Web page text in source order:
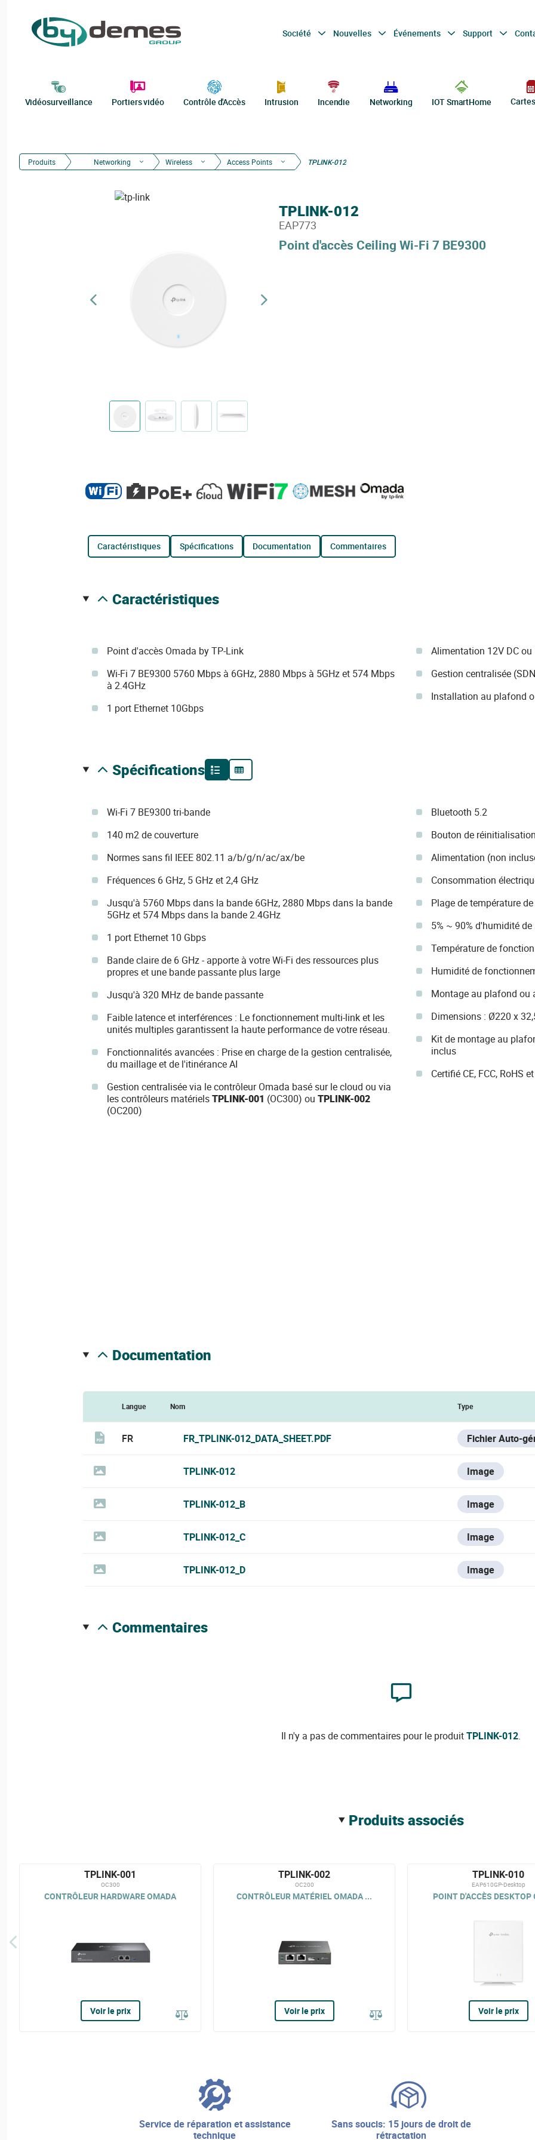
Société Nouvelles Événements Support
Vidéosurveillance Portiers vidéo Contrôle d'Accès Intrusion Incendie Networking IOT SmartHome
Produits Networking Wireless Access Points TPLINK-012
Point d'accès Ceiling Wi-Fi 7 BE9300
TPLINK-012
EAP773
caractéristiques spécifications documentation commentaires
caractéristiques
Point d'accès Omada by TP-Link
Wi-Fi 7 BE9300 5760 Mbps à 6GHz, 2880 Mbps à 5GHz et 574 Mbps
à 2.4GHz
1 port Ethernet 10Gbps
Alimentation 12V DC ou
Gestion centralisée
Installation au plafond
spécifications
Wi-Fi 7 BE9300 tri-bande
140 m2 de couverture
Normes sans fil IEEE 802.11 a/b/g/n/ac/ax/be
Fréquences 6 GHz, 5 GHz et 2,4 GHz
Jusqu'à 5760 Mbps dans la bande 6GHz, 2880 Mbps dans la bande
5GHz et 574 Mbps dans la bande 2.4GHz
1 port Ethernet 10 Gbps
Bande claire de 6 GHz - apporte à votre Wi-Fi des ressources plus
propres et une bande passante plus large
Jusqu'à 320 MHz de bande passante
Faible latence et interférences : Le fonctionnement multi-link et les
unités multiples garantissent la haute performance de votre réseau.
Fonctionnalités avancées : Prise en charge de la gestion centralisée,
du maillage et de l'itinérance AI
Gestion centralisée via le contrôleur Omada basé sur le cloud ou via
les contrôleurs matérielsTPLINK-001 (OC300) ou TPLINK-002
(OC200)
Bluetooth 5.2
Bouton de
Alimentation (non
Consommation
Plage de température
5% ~ 90% d'humidité
Température de
Humidité de
Montage au plafond ou
Dimensions : Ø220 x
Kit de montage au
inclus
Certifié CE, FCC, RoHS
documentation
Langue Nom Type
FR FR_TPLINK-012_DATA_SHEET.PDF Fichier Auto-
TPLINK-012 Image
TPLINK-012_B Image
TPLINK-012_C Image
TPLINK-012_D Image
commentaires
Il n'y a pas de commentaires pour le produitTPLINK-012.
produits associés
TPLINK-001
OC300
CONTRÔLEUR HARDWARE OMADA
Voir le prix
TPLINK-002
OC200
CONTRÔLEUR MATÉRIEL OMADA ...
Voir le prix
TPLINK-010
EAP610GP-Desktop
POINT D'ACCÈS DESKTOP
Voir le prix
service de réparation et assistance
technique
sans soucis: 15 jours de droit de
rétractation